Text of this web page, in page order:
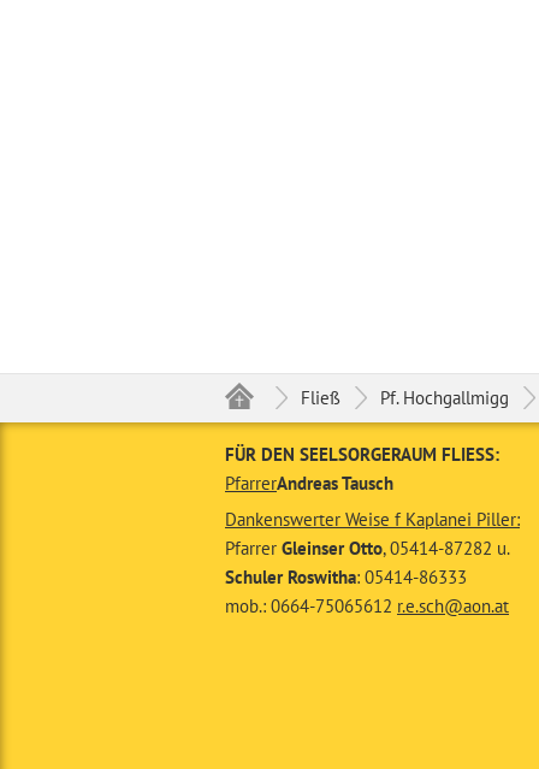
Fließ Pf. Hochgallmigg
FÜR DEN SEELSORGERAUM FLIESS:
PfarrerAndreas Tausch
Dankenswerter Weise f Kaplanei Piller:
Pfarrer Gleinser Otto, 05414-87282 u.
Schuler Roswitha: 05414-86333
mob.: 0664-75065612 r.e.sch@aon.at